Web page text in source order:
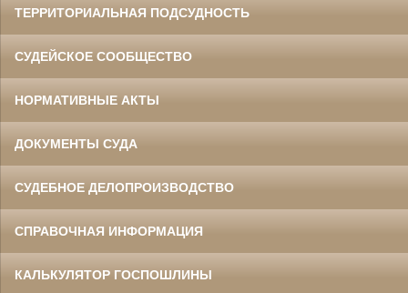
ТЕРРИТОРИАЛЬНАЯ ПОДСУДНОСТЬ
СУДЕЙСКОЕ СООБЩЕСТВО
НОРМАТИВНЫЕ АКТЫ
ДОКУМЕНТЫ СУДА
СУДЕБНОЕ ДЕЛОПРОИЗВОДСТВО
СПРАВОЧНАЯ ИНФОРМАЦИЯ
КАЛЬКУЛЯТОР ГОСПОШЛИНЫ